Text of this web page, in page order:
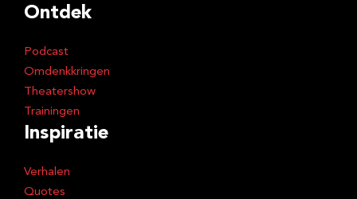
Ontdek
Podcast
Omdenkkringen
Theatershow
Trainingen
Inspiratie
Verhalen
Quotes